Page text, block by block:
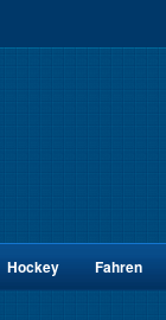
Hockey Fahren